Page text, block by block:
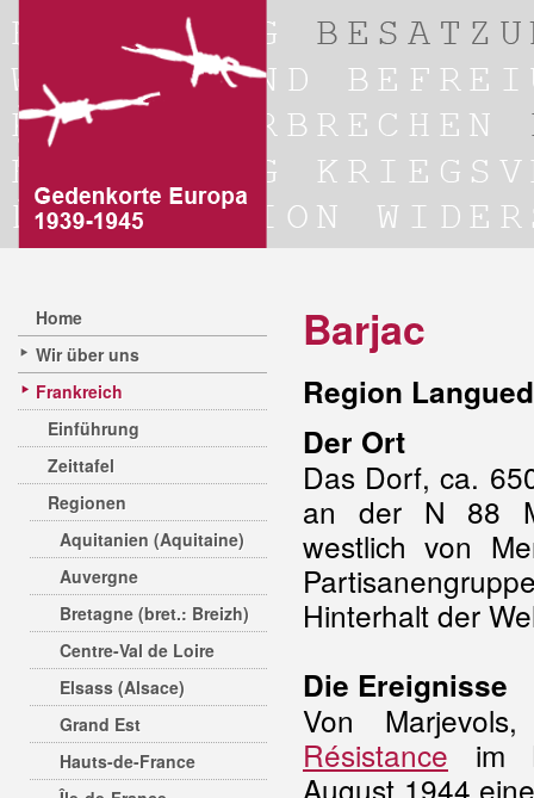
Home
Wir über uns
Frankreich
Einführung
Zeittafel
Regionen
Aquitanien (Aquitaine)
Auvergne
Bretagne (bret.: Breizh)
Centre-Val de Loire
Elsass (Alsace)
Grand Est
Hauts-de-France
Barjac
Region
Der Ort
Das Dorf, ca.
an der N 88
westlich von
Hinterhalt der
Die Ereignisse
Von
Résistance im
August 1944